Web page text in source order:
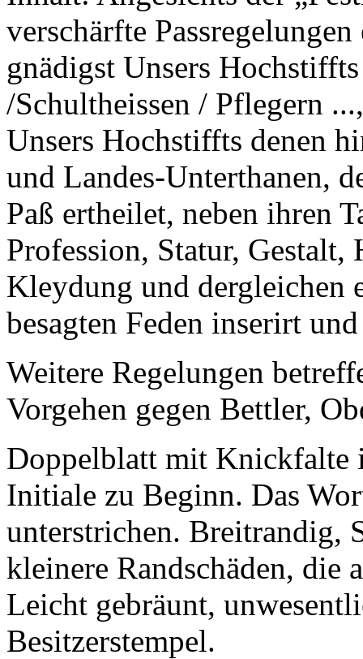
verschärfte
gnädigst Unsers
/Schultheissen / Pflegern
Unsers Hochstiffts denen
und Landes-Unterthanen,
Paß ertheilet, neben ihren
Profession, Statur, Gestalt,
Kleydung und dergleichen
besagten Feden inserirt
Weitere Regelungen
Vorgehen gegen Bettler,
Doppelblatt mit Knickfalte
Initiale zu Beginn. Das
unterstrichen. Breitrandig,
kleinere Randschäden, die
Leicht gebräunt,
Besitzerstempel.